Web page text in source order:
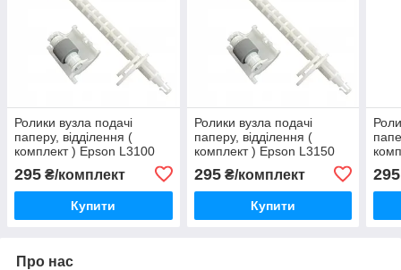
Ролики вузла подачі
паперу, відділення (
комплект ) Epson L3100
295 ₴/комплект
Купити
Ролики вузла подачі
паперу, відділення (
комплект ) Epson L3150
295₴/комплект
Купити
295
Про нас